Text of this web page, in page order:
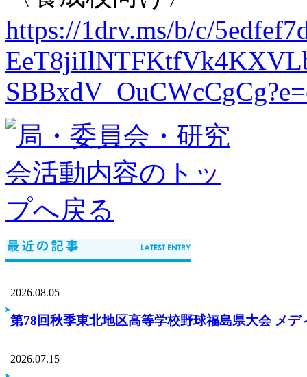
https://1drv.ms/b/c/
2026.08.05
第78回秋季東北地区高等学校野球福島県大会 メデ
2026.07.15